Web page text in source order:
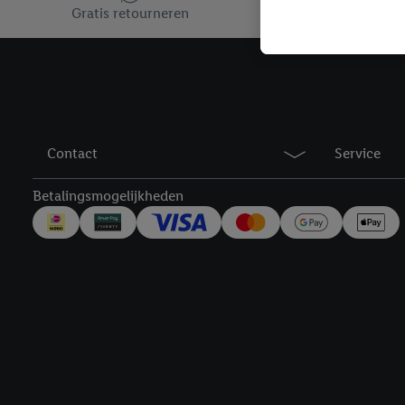
Gratis retourneren
Contact Service
Betalingsmogelijkheden
Als je hiervoor
eerder interesse hebt
maar het niet te
Lidl-diensten worden
mailadres en met
Door te klikken op
technieken worden
Door op "Akkoord" te
inclusief over de